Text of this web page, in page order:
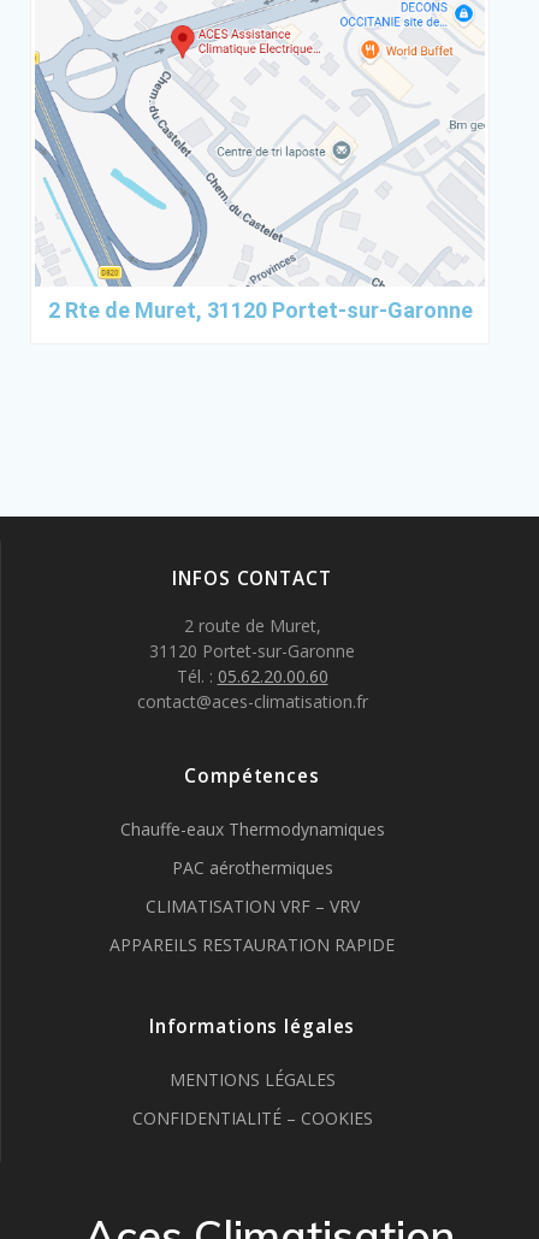
2 Rte de Muret, 31120 Portet-sur-Garonne
INFOS CONTACT
2 route de Muret,
31120 Portet-sur-Garonne
Tél. : 05.62.20.00.60
contact@aces-climatisation.fr
Compétences
Chauffe-eaux Thermodynamiques
PAC aérothermiques
CLIMATISATION VRF – VRV
APPAREILS RESTAURATION RAPIDE
Informations légales
MENTIONS LÉGALES
CONFIDENTIALITÉ – COOKIES